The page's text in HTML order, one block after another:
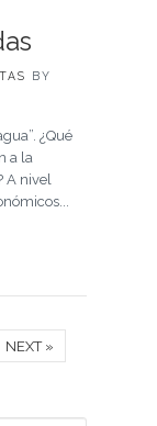
BY
¿Qué
a la
A nivel
NEXT »